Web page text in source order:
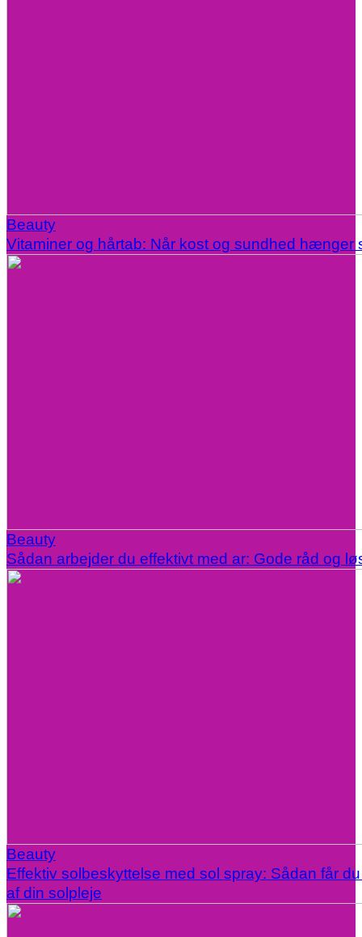
Beauty
Vitaminer og hårtab: Når kost og sundhed hænger
Beauty
Sådan arbejder du effektivt med ar: Gode råd og
Beauty
Effektiv solbeskyttelse med sol spray: Sådan får
af din solpleje